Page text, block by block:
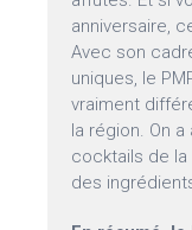
anniversaire,
Avec son
uniques, le
vraiment
la région. On
cocktails de
des